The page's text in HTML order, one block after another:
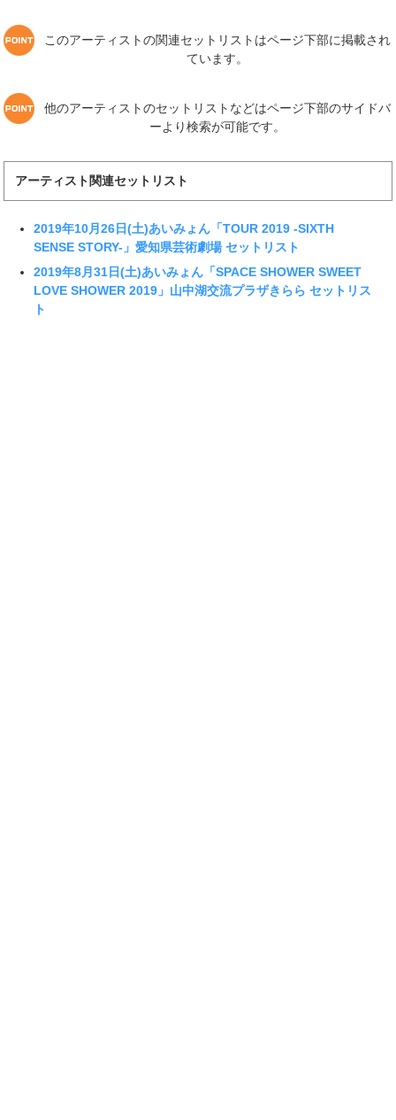
このアーティストの関連セットリストはページ下部に掲載され
ています。
他のアーティストのセットリストなどはページ下部のサイドバ
ーより検索が可能です。
アーティスト関連セットリスト
2019年10月26日(土)あいみょん「TOUR 2019 -SIXTH
SENSE STORY-」愛知県芸術劇場 セットリスト
2019年8月31日(土)あいみょん「SPACE SHOWER SWEET
LOVE SHOWER 2019」山中湖交流プラザきらら セットリス
ト